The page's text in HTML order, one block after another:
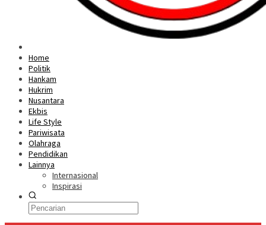
Home
Politik
Hankam
Hukrim
Nusantara
Ekbis
Life Style
Pariwisata
Olahraga
Pendidikan
Lainnya
Internasional
Inspirasi